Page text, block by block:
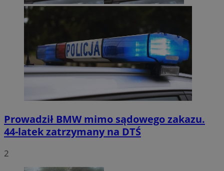
Prowadził BMW mimo sądowego zakazu.
44-latek zatrzymany na DTŚ
2